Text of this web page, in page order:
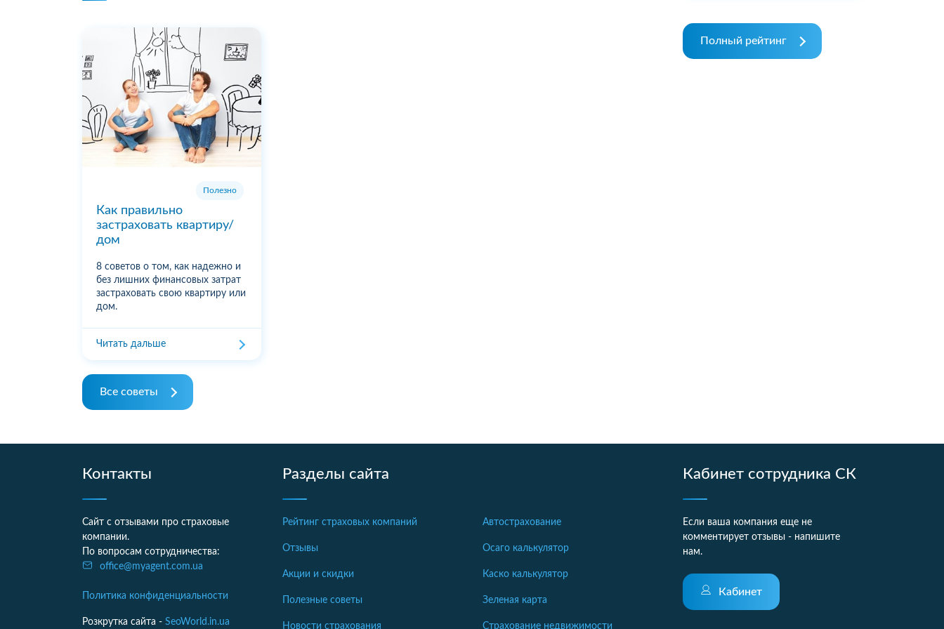
Полезно
Как правильно
застраховать квартиру/
дом
8 советов о том, как надежно и
без лишних финансовых затрат
застраховать свою квартиру или
дом.
Читать дальше
Все советы
Полный рейтинг
Контакты
Сайт с отзывами про страховые
компании.
По вопросам сотрудничества:
office@myagent.com.ua
Политика конфиденциальности
Розкрутка сайта - SeoWorld.in.ua
Разделы сайта
Рейтинг страховых компаний
Отзывы
Акции и скидки
Полезные советы
Новости страхования
Автострахование
Осаго калькулятор
Каско калькулятор
Зеленая карта
Страхование недвижимости
Кабинет сотрудника СК
Если ваша компания еще не
комментирует отзывы - напишите
нам.
Кабинет